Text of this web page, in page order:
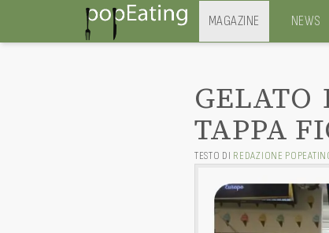
MAGAZINE NEWS
TAPPA
TESTO DI REDAZIONE